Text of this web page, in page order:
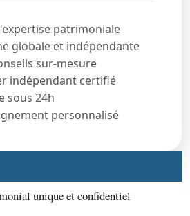
patrimoniale
globale et indépendante
sur-mesure
indépendant certifié
sous 24h
personnalisé
unique et confidentiel